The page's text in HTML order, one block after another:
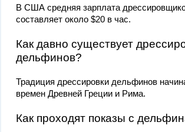
В США средняя зарплата
составляет около $20 в час.
Как давно существует
дельфинов?
Традиция дрессировки дельфинов
времен Древней Греции и Рима.
Как проходят показы с